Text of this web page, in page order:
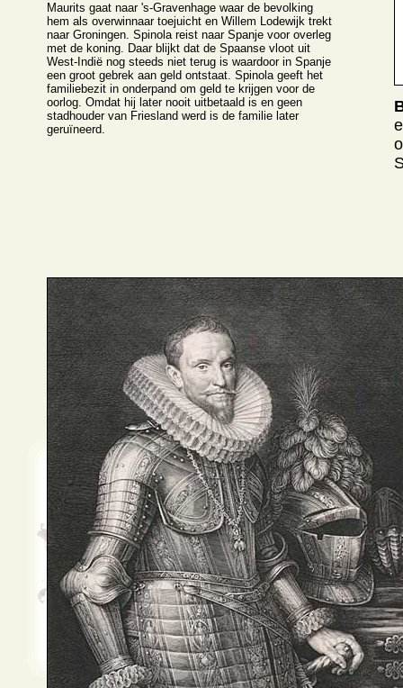
Maurits gaat naar 's-Gravenhage waar de bevolking
hem als overwinnaar toejuicht en Willem Lodewijk trekt
naar Groningen. Spinola reist naar Spanje voor overleg
met de koning. Daar blijkt dat de Spaanse vloot uit
West-Indië nog steeds niet terug is waardoor in Spanje
een groot gebrek aan geld ontstaat. Spinola geeft het
familiebezit in onderpand om geld te krijgen voor de
oorlog. Omdat hij later nooit uitbetaald is en geen
stadhouder van Friesland werd is de familie later
geruïneerd.